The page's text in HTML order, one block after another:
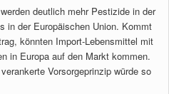
deutlich mehr Pestizide in der
in der Europäischen Union. Kommt
könnten Import-Lebensmittel mit
in Europa auf den Markt kommen.
Vorsorgeprinzip würde so